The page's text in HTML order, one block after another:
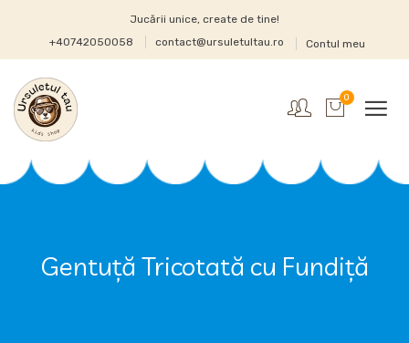
Jucării unice, create de tine!
+40742050058
contact@ursuletultau.ro Contul meu
0
Gentuță Tricotată cu Fundiță